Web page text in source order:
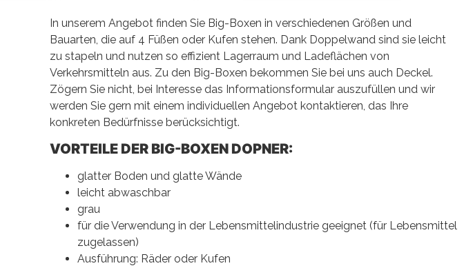
In unserem Angebot finden Sie Big-Boxen in verschiedenen Größen und
Bauarten, die auf 4 Füßen oder Kufen stehen. Dank Doppelwand sind sie leicht
zu stapeln und nutzen so effizient Lagerraum und Ladeflächen von
Verkehrsmitteln aus. Zu den Big-Boxen bekommen Sie bei uns auch Deckel.
Zögern Sie nicht, bei Interesse das Informationsformular auszufüllen und wir
werden Sie gern mit einem individuellen Angebot kontaktieren, das Ihre
konkreten Bedürfnisse berücksichtigt.
VORTEILE DER BIG-BOXEN DOPNER:
glatter Boden und glatte Wände
leicht abwaschbar
grau
für die Verwendung in der Lebensmittelindustrie geeignet (für Lebensmittel
zugelassen)
Ausführung: Räder oder Kufen